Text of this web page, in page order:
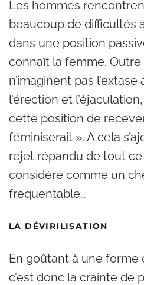
Les hommes
beaucoup de difficultés
dans une position
connaît la femme. Outre
n’imaginent pas
l’érection et
cette position de
féminiserait ». A cela
rejet répandu de tout ce
considéré comme un
fréquentable…
LA DÉVIRILISATION
En goûtant à une forme
c’est donc la crainte de